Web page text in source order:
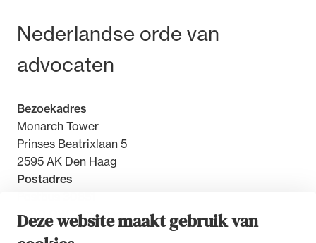
Deze website maakt gebruik van
Bezoek- en postadres
Nederlandse orde van
advocaten
Bezoekadres
Monarch Tower
Prinses Beatrixlaan 5
2595 AK Den Haag
Postadres
2500 GW Den Haag
beroepsuitoefening: van de advocatenpas tot
geheimhoudernummers.